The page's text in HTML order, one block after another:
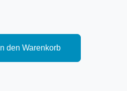
In den Warenkorb